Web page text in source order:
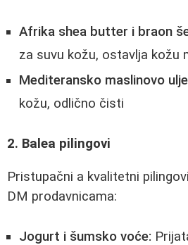
Afrika shea butter i braon
za suvu kožu, ostavlja kožu
Mediteransko maslinovo
kožu, odlično čisti
2. Balea pilingovi
Pristupačni a kvalitetni
DM prodavnicama:
Jogurt i šumsko voće: